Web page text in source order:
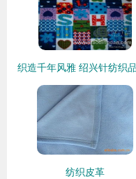
纺织皮革